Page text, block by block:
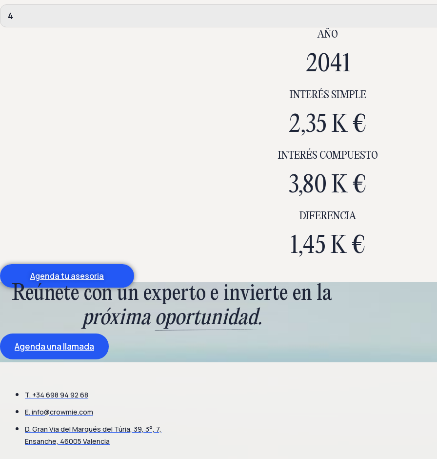
AÑO
2041
INTERÉS SIMPLE
2,35 K €
INTERÉS COMPUESTO
3,80 K €
DIFERENCIA
1,45 K €
Agenda tu asesoria
Reúnete con un experto e invierte en la
próxima oportunidad.
Agenda una llamada
T. +34 698 94 92 68
E. info@crowmie.com
D. Gran Via del Marqués del Túria, 39, 3°, 7,
Ensanche, 46005 Valencia